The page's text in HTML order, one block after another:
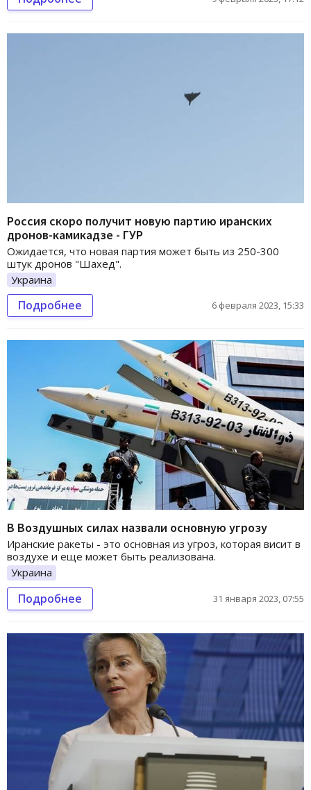
Россия скоро получит новую партию иранских
дронов-камикадзе - ГУР
Ожидается, что новая партия может быть из 250-300
штук дронов "Шахед".
Украина
Подробнее 6 февраля 2023, 15:33
В Воздушных силах назвали основную угрозу
Иранские ракеты - это основная из угроз, которая висит в
воздухе и еще может быть реализована.
Украина
Подробнее 31 января 2023, 07:55